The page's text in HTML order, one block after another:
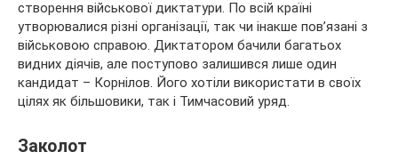
створення військової диктатури. По всій країні
утворювалися різні організації, так чи інакше пов’язані з
військовою справою. Диктатором бачили багатьох
видних діячів, але поступово залишився лише один
кандидат – Корнілов. Його хотіли використати в своїх
цілях як більшовики, так і Тимчасовий уряд.
Заколот